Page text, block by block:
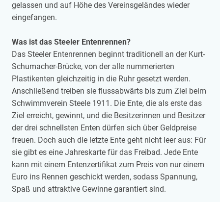
gelassen und auf Höhe des Vereinsgeländes wieder
eingefangen.
Was ist das Steeler Entenrennen?
Das Steeler Entenrennen beginnt traditionell an der Kurt-
Schumacher-Brücke, von der alle nummerierten
Plastikenten gleichzeitig in die Ruhr gesetzt werden.
Anschließend treiben sie flussabwärts bis zum Ziel beim
Schwimmverein Steele 1911. Die Ente, die als erste das
Ziel erreicht, gewinnt, und die Besitzerinnen und Besitzer
der drei schnellsten Enten dürfen sich über Geldpreise
freuen. Doch auch die letzte Ente geht nicht leer aus: Für
sie gibt es eine Jahreskarte für das Freibad. Jede Ente
kann mit einem Entenzertifikat zum Preis von nur einem
Euro ins Rennen geschickt werden, sodass Spannung,
Spaß und attraktive Gewinne garantiert sind.